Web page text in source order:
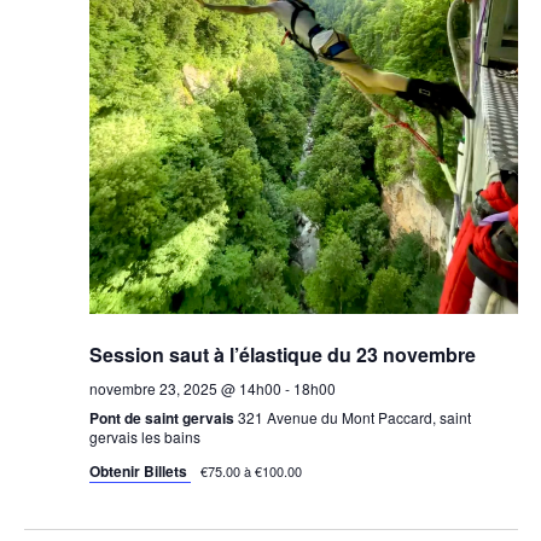
Session saut à l’élastique du 23 novembre
novembre 23, 2025 @ 14h00 - 18h00
Pont de saint gervais321 Avenue du Mont Paccard, saint
gervais les bains
Obtenir Billets €75.00 à €100.00